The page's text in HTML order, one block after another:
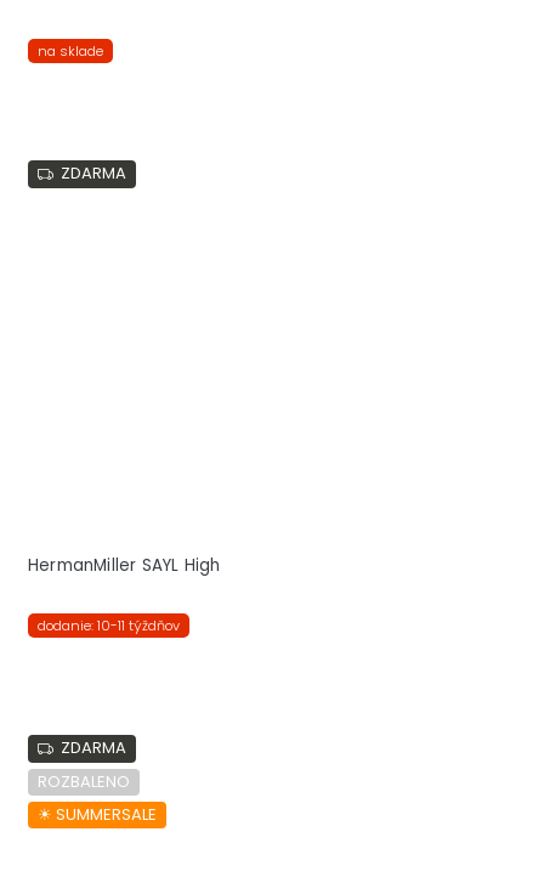
na sklade
ZDARMA
HermanMiller SAYL High
dodanie: 10-11 týždňov
ZDARMA
ROZBALENO
☀︎ SUMMERSALE